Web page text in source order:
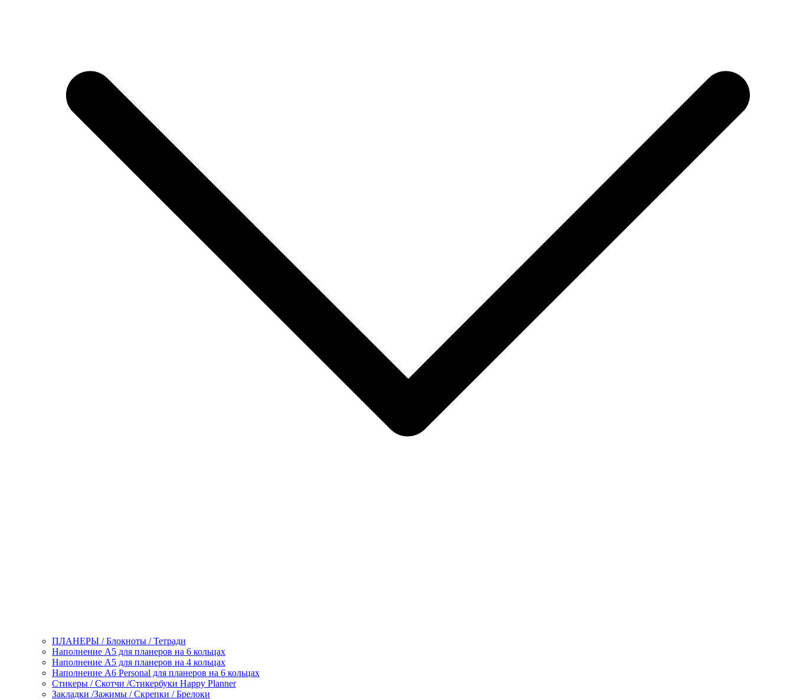
ПЛАНЕРЫ / Блокноты / Тетради
Наполнение А5 для планеров на 6 кольцах
Наполнение А5 для планеров на 4 кольцах
Наполнение А6 Personal для планеров на 6 кольцах
Стикеры / Скотчи /Стикербуки Happy Planner
Закладки /Зажимы / Скрепки / Брелоки